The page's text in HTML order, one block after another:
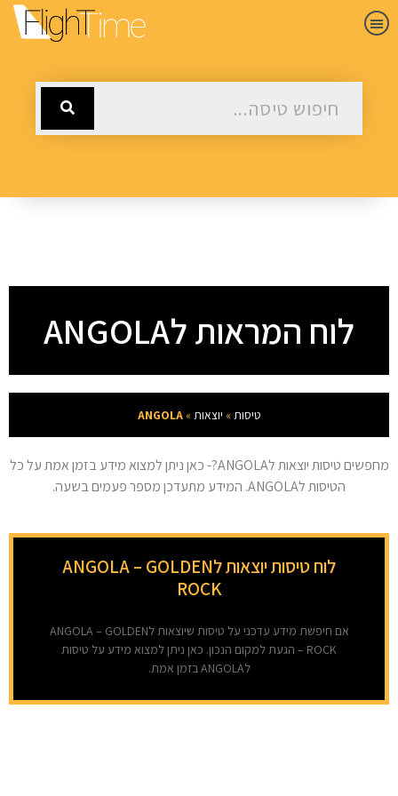
לוח המראות לANGOLA
טיסות » יוצאות »
ANGOLA
מחפשים טיסות יוצאות לANGOLA?- כאן ניתן למצוא מידע בזמן אמת על כל
הטיסות לANGOLA. המידע מתעדכן מספר פעמים בשעה.
לוח טיסות יוצאות לANGOLA – GOLDEN
ROCK
אם חיפשת מידע עדכני על טיסות שיוצאות לANGOLA – GOLDEN
ROCK – הגעת למקום הנכון. כאן ניתן למצוא מידע על טיסות
לANGOLA בזמן אמת.